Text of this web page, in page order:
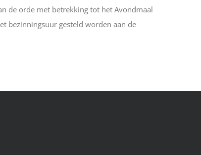
de orde met betrekking tot het Avondmaal
bezinningsuur gesteld worden aan de